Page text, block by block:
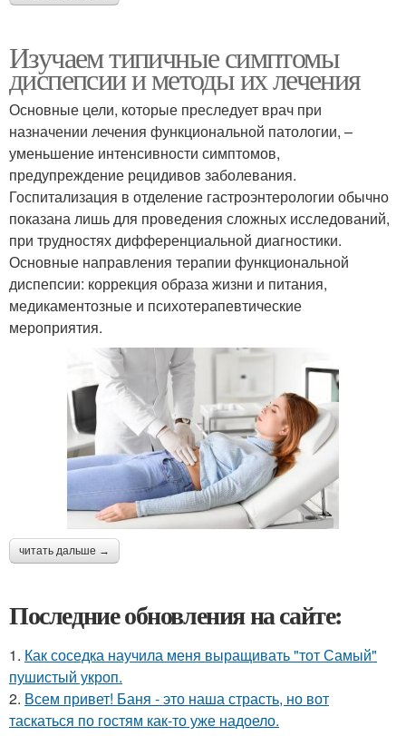
Изучаем типичные симптомы
диспепсии и методы их лечения
Основные цели, которые преследует врач при
назначении лечения функциональной патологии, –
уменьшение интенсивности симптомов,
предупреждение рецидивов заболевания.
Госпитализация в отделение гастроэнтерологии обычно
показана лишь для проведения сложных исследований,
при трудностях дифференциальной диагностики.
Основные направления терапии функциональной
диспепсии: коррекция образа жизни и питания,
медикаментозные и психотерапевтические
мероприятия.
читать дальше →
Последние обновления на сайте:
1. Как соседка научила меня выращивать "тот Самый"
пушистый укроп.
2. Всем привет! Баня - это наша страсть, но вот
таскаться по гостям как-то уже надоело.